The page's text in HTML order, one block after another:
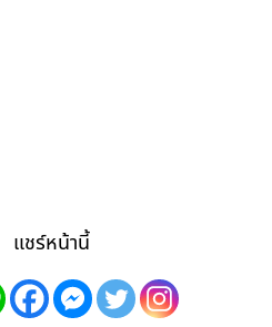
แชร์หน้านี้